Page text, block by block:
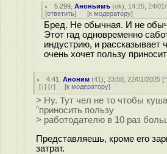
5.299 ,Аноньимъ (ok), 14:25, 24/
[ответить] [к модератору]
Бред. Не обычная. И не
Этот гад одновременно
индустрию, и рассказывает
очень хочет пользу
4.41 ,Аноним (41), 23:58, 22/01/2025 [^
[↓] [↑] [к модератору]
> Ну. Тут чел не то чтобы
"приносить пользу
> работодателю в 10 раз
Представляешь, кроме его
затрат.